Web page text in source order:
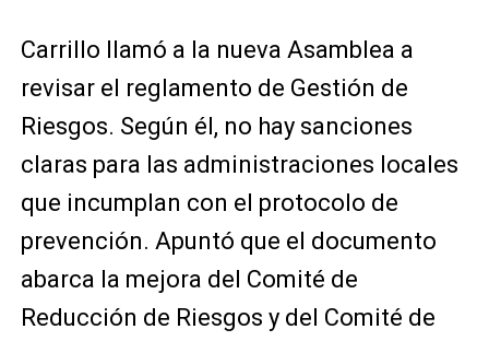
Carrillo llamó a la nueva Asamblea a
revisar el reglamento de Gestión de
Riesgos. Según él, no hay sanciones
claras para las administraciones locales
que incumplan con el protocolo de
prevención. Apuntó que el documento
abarca la mejora del Comité de
Reducción de Riesgos y del Comité de